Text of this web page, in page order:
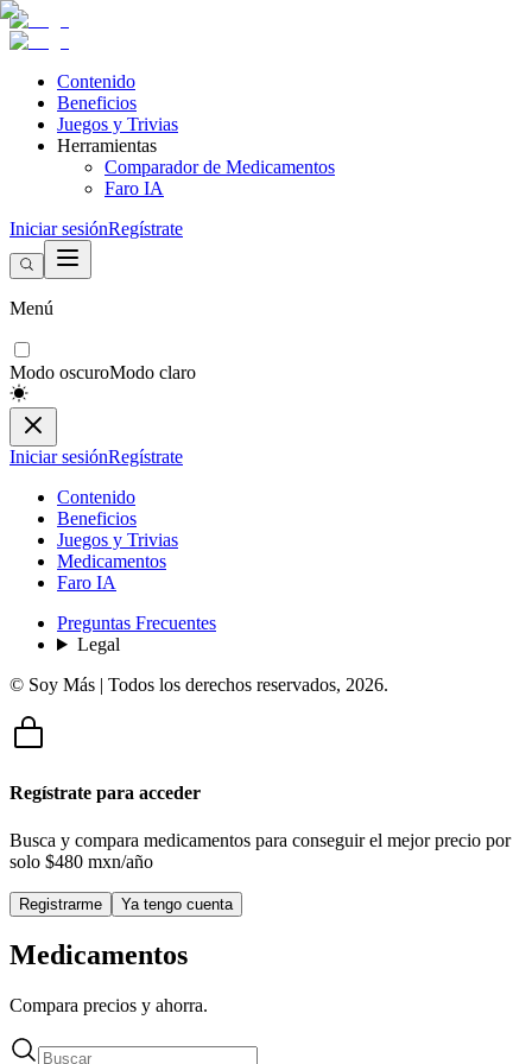
Contenido
Beneficios
Juegos y Trivias
Herramientas
Comparador de Medicamentos
Faro IA
Iniciar sesiónRegístrate
Menú
Modo oscuroModo claro
Iniciar sesiónRegístrate
Contenido
Beneficios
Juegos y Trivias
Medicamentos
Faro IA
Preguntas Frecuentes
Legal
© Soy Más | Todos los derechos reservados, 2026.
Regístrate para acceder
Busca y compara medicamentos para conseguir el mejor precio por
solo $480 mxn/año
Registrarme Ya tengo cuenta
Medicamentos
Compara precios y ahorra.